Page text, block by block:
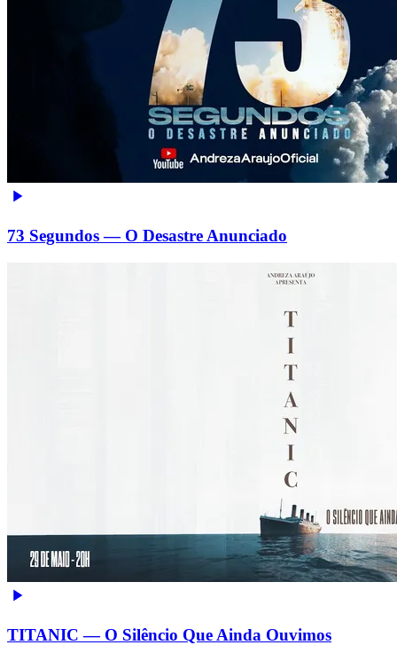
73 Segundos — O Desastre Anunciado
TITANIC — O Silêncio Que Ainda Ouvimos